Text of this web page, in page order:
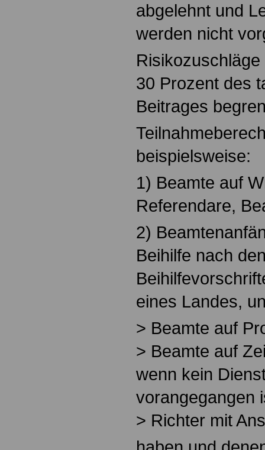
abgelehnt und
werden nicht
30 Prozent des
Beitrages
beispielsweise:
1) Beamte auf
Referendare,
2)
Beihilfe nach
eines Landes,
> Beamte auf
> Beamte auf
wenn kein
vorangegangen
> Richter mit